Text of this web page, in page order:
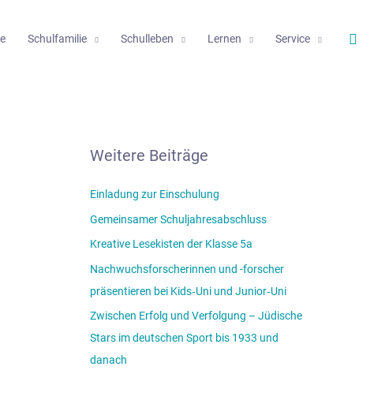
Schulfamilie Schulleben Lernen Service
Weitere Beiträge
Einladung zur Einschulung
Gemeinsamer Schuljahresabschluss
Kreative Lesekisten der Klasse 5a
Nachwuchsforscherinnen und -forscher
präsentieren bei Kids‑Uni und Junior‑Uni
Zwischen Erfolg und Verfolgung – Jüdische
Stars im deutschen Sport bis 1933 und
danach